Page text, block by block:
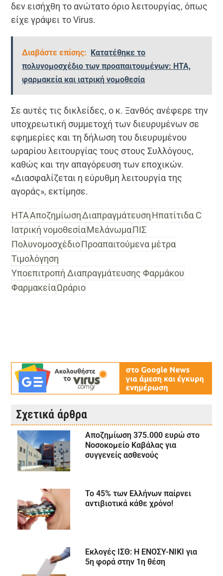
δεν εισήχθη το ανώτατο όριο λειτουργίας, όπως
είχε γράψει το Virus.
Διαβάστε επίσης: Κατατέθηκε το
πολυνομοσχέδιο των προαπαιτουμένων: HTA,
φαρμακεία και ιατρική νομοθεσία
Σε αυτές τις δικλείδες, ο κ. Ξανθός ανέφερε την
υποχρεωτική συμμετοχή των διευρυμένων σε
εφημερίες και τη δήλωση του διευρυμένου
ωραρίου λειτουργίας τους στους Συλλόγους,
καθώς και την απαγόρευση των εποχικών.
«Διασφαλίζεται η εύρυθμη λειτουργία της
αγοράς», εκτίμησε.
HTAΑποζημίωσηΔιαπραγμάτευσηΗπατίτιδα C
Ιατρική νομοθεσίαΜελάνωμαΠΙΣ
ΠολυνομοσχέδιοΠροαπαιτούμενα μέτρα
Τιμολόγηση
Υποεπιτροπή Διαπραγμάτευσης Φαρμάκου
ΦαρμακείαΩράριο
Σχετικά άρθρα
Αποζημίωση 375.000 ευρώ στο
Νοσοκομείο Καβάλας για
συγγενείς ασθενούς
Το 45% των Ελλήνων παίρνει
αντιβιοτικά κάθε χρόνο!
Εκλογές ΙΣΘ: Η ΕΝΟΣΥ-ΝΙΚΙ για
5η φορά στην 1η θέση